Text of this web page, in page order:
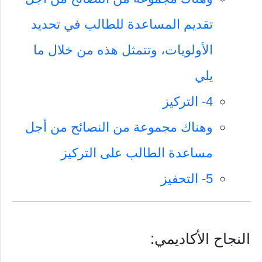
تقديم المساعدة للطالب في تحديد
الأولويات، وتتمثل هذه من خلال ما
يلي
4- التركيز
وهناك مجموعة من النصائح من أجل
مساعدة الطالب على التركيز
5- التحفيز
النجاح الأكاديمي: